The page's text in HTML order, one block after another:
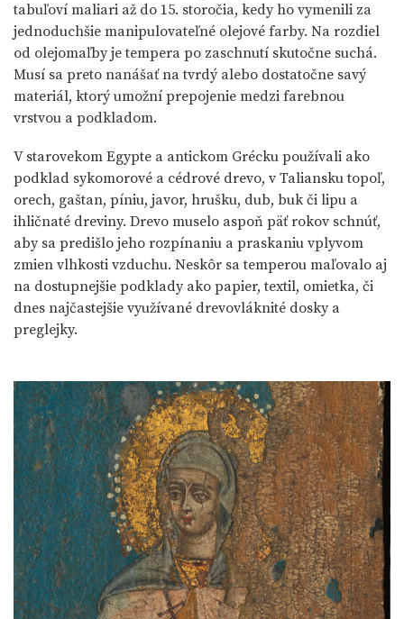
tabuľoví maliari až do 15. storočia, kedy ho vymenili za
jednoduchšie manipulovateľné olejové farby. Na rozdiel
od olejomaľby je tempera po zaschnutí skutočne suchá.
Musí sa preto nanášať na tvrdý alebo dostatočne savý
materiál, ktorý umožní prepojenie medzi farebnou
vrstvou a podkladom.
V starovekom Egypte a antickom Grécku používali ako
podklad sykomorové a cédrové drevo, v Taliansku topoľ,
orech, gaštan, píniu, javor, hrušku, dub, buk či lipu a
ihličnaté dreviny. Drevo muselo aspoň päť rokov schnúť,
aby sa predišlo jeho rozpínaniu a praskaniu vplyvom
zmien vlhkosti vzduchu. Neskôr sa temperou maľovalo aj
na dostupnejšie podklady ako papier, textil, omietka, či
dnes najčastejšie využívané drevovláknité dosky a
preglejky.